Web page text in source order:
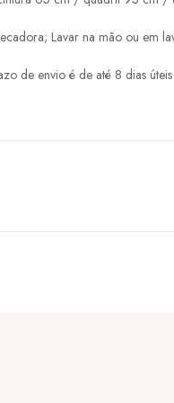
Lavar na mão ou em
de envio é de até 8 dias úteis